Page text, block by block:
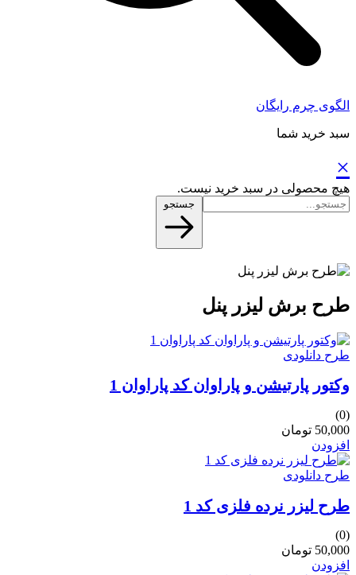
الگوی چرم رایگان
سبد خرید شما
×
هیچ محصولی در سبد خرید نیست.
جستجو
طرح برش لیزر پنل
طرح دانلودی
وکتور پارتیشن و پاراوان کد پاراوان 1
(0)
50,000 تومان
افزودن
طرح دانلودی
طرح لیزر نرده فلزی کد 1
(0)
50,000 تومان
افزودن